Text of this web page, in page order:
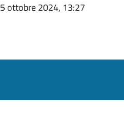
ottobre 2024, 13:27